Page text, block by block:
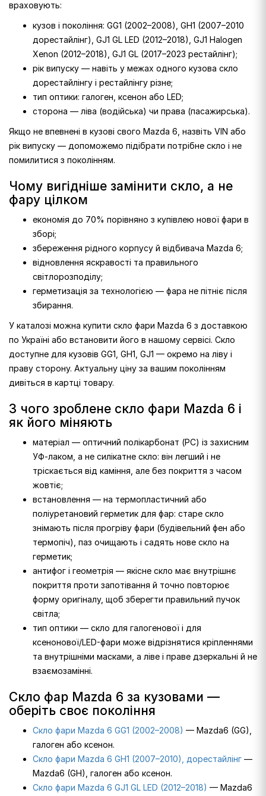
враховують:
кузов і покоління: GG1 (2002–2008), GH1 (2007–2010
дорестайлінг), GJ1 GL LED (2012–2018), GJ1 Halogen
Xenon (2012–2018), GJ1 GL (2017–2023 рестайлінг);
рік випуску — навіть у межах одного кузова скло
дорестайлінгу і рестайлінгу різне;
тип оптики: галоген, ксенон або LED;
сторона — ліва (водійська) чи права (пасажирська).
Якщо не впевнені в кузові свого Mazda 6, назвіть VIN або
рік випуску — допоможемо підібрати потрібне скло і не
помилитися з поколінням.
Чому вигідніше замінити скло, а не
фару цілком
економія до 70% порівняно з купівлею нової фари в
зборі;
збереження рідного корпусу й відбивача Mazda 6;
відновлення яскравості та правильного
світлорозподілу;
герметизація за технологією — фара не пітніє після
збирання.
У каталозі можна купити скло фари Mazda 6 з доставкою
по Україні або встановити його в нашому сервісі. Скло
доступне для кузовів GG1, GH1, GJ1 — окремо на ліву і
праву сторону. Актуальну ціну за вашим поколінням
дивіться в картці товару.
З чого зроблене скло фари Mazda 6 і
як його міняють
матеріал — оптичний полікарбонат (PC) із захисним
УФ-лаком, а не силікатне скло: він легший і не
тріскається від каміння, але без покриття з часом
жовтіє;
встановлення — на термопластичний або
поліуретановий герметик для фар: старе скло
знімають після прогріву фари (будівельний фен або
термопіч), паз очищають і садять нове скло на
герметик;
антифог і геометрія — якісне скло має внутрішнє
покриття проти запотівання й точно повторює
форму оригіналу, щоб зберегти правильний пучок
світла;
тип оптики — скло для галогенової і для
ксенонової/LED-фари може відрізнятися кріпленнями
та внутрішніми масками, а ліве і праве дзеркальні й не
взаємозамінні.
Скло фар Mazda 6 за кузовами —
оберіть своє покоління
Скло фари Mazda 6 GG1 (2002–2008) — Mazda6 (GG),
галоген або ксенон.
Скло фари Mazda 6 GH1 (2007–2010), дорестайлінг —
Mazda6 (GH), галоген або ксенон.
Скло фари Mazda 6 GJ1 GL LED (2012–2018) — Mazda6